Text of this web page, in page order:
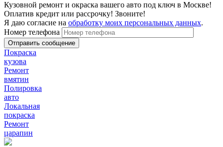
Кузовной ремонт и окраска вашего авто под ключ в Москве!
Оплатив кредит или рассрочку! Звоните!
Я даю согласие на обработку моих персональных данных.
Номер телефона
Покраска
кузова
Ремонт
вмятин
Полировка
авто
Локальная
покраска
Ремонт
царапин